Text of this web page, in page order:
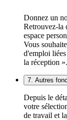
Donnez un
Retrouvez-la
espace
Vous
d'emploi
la réception ».
7. Autres
Depuis le
votre
de travail et